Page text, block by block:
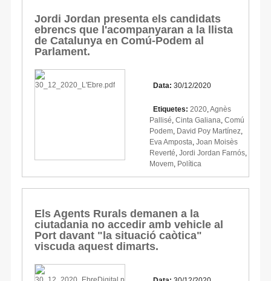
Jordi Jordan presenta els candidats
ebrencs que l'acompanyaran a la llista
de Catalunya en Comú-Podem al
Parlament.
Data: 30/12/2020
Etiquetes: 2020 Agnès
Pallisé Cinta Galiana Comú
Podem David Poy Martínez
Eva Amposta Joan Moisès
Reverté Jordi Jordan Farnós
Movem Política
Els Agents Rurals demanen a la
ciutadania no accedir amb vehicle al
Port davant "la situació caòtica"
viscuda aquest dimarts.